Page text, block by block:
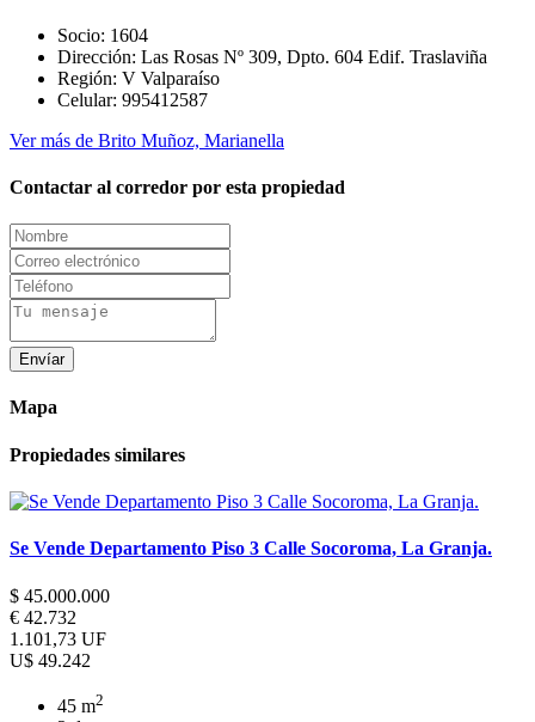
Socio: 1604
Dirección: Las Rosas Nº 309, Dpto. 604 Edif. Traslaviña
Región: V Valparaíso
Celular: 995412587
Ver más de Brito Muñoz, Marianella
Contactar al corredor por esta propiedad
Envíar
Mapa
Propiedades similares
Se Vende Departamento Piso 3 Calle Socoroma, La Granja.
$ 45.000.000
€ 42.732
1.101,73 UF
U$ 49.242
45 m2